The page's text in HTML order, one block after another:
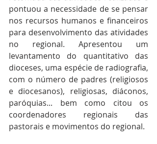
pontuou a necessidade de se pensar
nos recursos humanos e financeiros
para desenvolvimento das atividades
no regional. Apresentou um
levantamento do quantitativo das
dioceses, uma espécie de radiografia,
com o número de padres (religiosos
e diocesanos), religiosas, diáconos,
paróquias... bem como citou os
coordenadores regionais das
pastorais e movimentos do regional.